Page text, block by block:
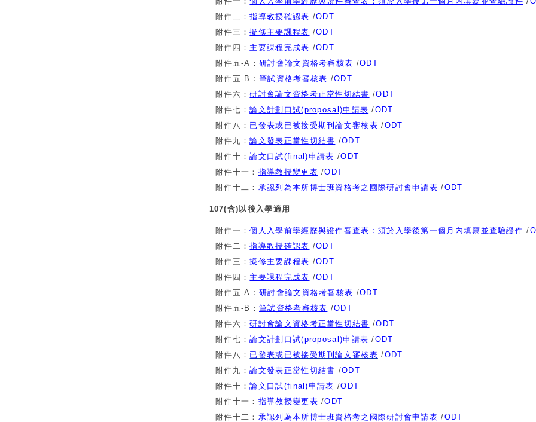
附件二：指導教授確認表 /ODT
附件三：擬修主要課程表 /ODT
附件四： 主要課程完成表 /ODT
附件五-A： 研討會論文資格考審核表 /ODT
附件五-B： 筆試資格考審核表 /ODT
附件六：研討會論文資格考正當性切結書 /ODT
附件七：論文計劃口試(proposal)申請表 /ODT
附件八： 已發表或已被接受期刊論文審核表 /ODT
附件九：論文發表正當性切結書 /ODT
附件十：論文口試(final)申請表 /ODT
附件十一： 指導教授變更表 /ODT
附件十二： 承認列為本所博士班資格考之國際研討會申請表 /ODT
107(含)以後入學適用
附件一：個人入學前學經歷與證件審查表：須於入學後第一個月內填寫並查驗證件 /
附件二：指導教授確認表 /ODT
附件三：擬修主要課程表 /ODT
附件四： 主要課程完成表 /ODT
附件五-A： 研討會論文資格考審核表 /ODT
附件五-B： 筆試資格考審核表 /ODT
附件六：研討會論文資格考正當性切結書 /ODT
附件七：論文計劃口試(proposal)申請表 /ODT
附件八： 已發表或已被接受期刊論文審核表 /ODT
附件九：論文發表正當性切結書 /ODT
附件十：論文口試(final)申請表 /ODT
附件十一： 指導教授變更表 /ODT
附件十二： 承認列為本所博士班資格考之國際研討會申請表 /ODT